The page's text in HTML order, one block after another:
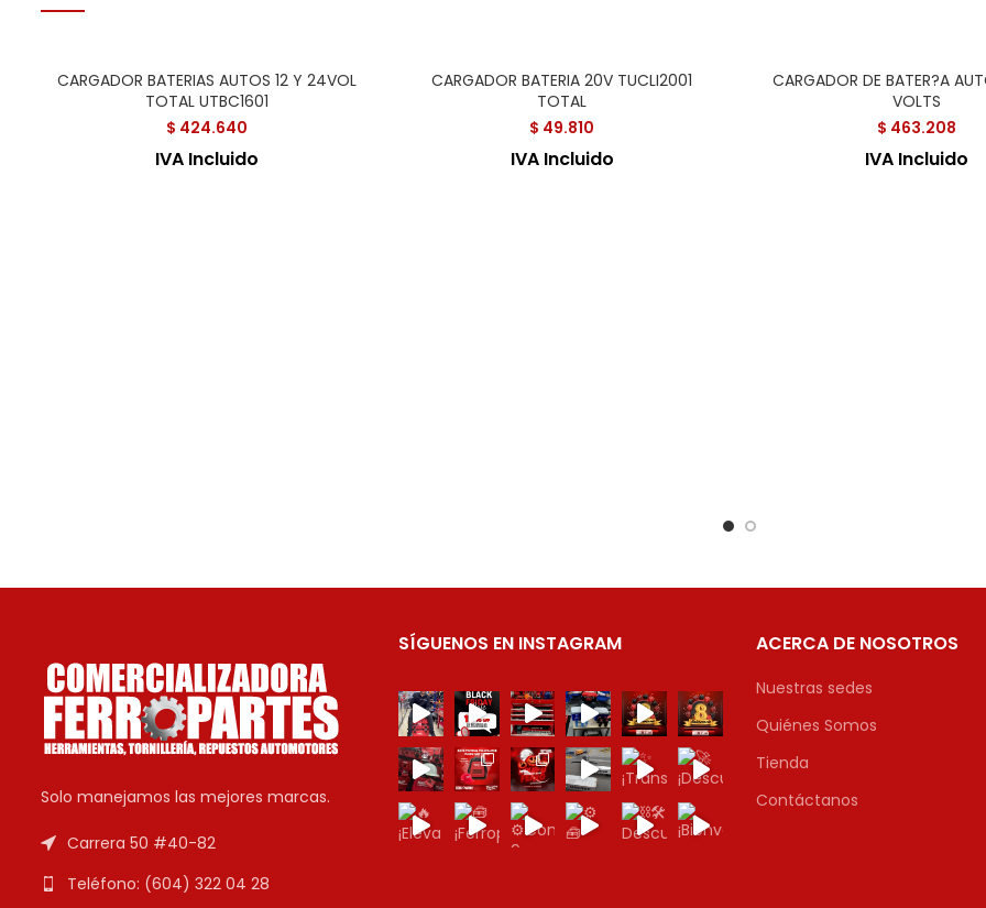
CARGADOR BATERIAS AUTOS 12 Y 24VOL
TOTAL UTBC1601
$ 424.640
IVA Incluido
CARGADOR BATERIA 20V TUCLI2001
TOTAL
$ 49.810
IVA Incluido
CARGADOR DE BATER?A
VOLTS
$ 463.208
IVA Incluido
Solo manejamos las mejores marcas.
Carrera 50 #40-82
Teléfono: (604) 322 04 28
SÍGUENOS EN INSTAGRAM ACERCA DE NOSOTROS
Nuestras sedes
Quiénes Somos
Tienda
Contáctanos